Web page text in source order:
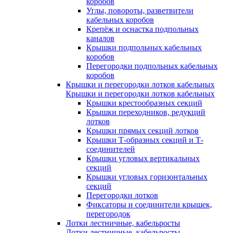
Углы, повороты, разветвители
кабельных коробов
Крепёж и оснастка подпольных
каналов
Крышки подпольных кабельных
коробов
Перегородки подпольных кабельных
коробов
Крышки и перегородки лотков кабельных
Крышки и перегородки лотков кабельных
Крышки крестообразных секций
Крышки переходников, редукций
лотков
Крышки прямых секций лотков
Крышки Т-образных секций и Т-
соединителей
Крышки угловых вертикальных
секций
Крышки угловых горизонтальных
секций
Перегородки лотков
Фиксаторы и соединители крышек,
перегородок
Лотки лестничные, кабельросты